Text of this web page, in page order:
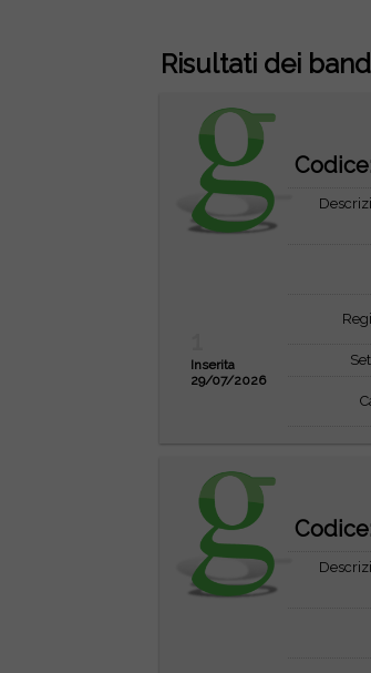
Risultati dei
Inserita
29/07/2026